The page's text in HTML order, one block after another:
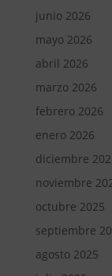
junio 2026
mayo 2026
abril 2026
marzo 2026
febrero 2026
enero 2026
diciembre
noviembre
octubre 2025
septiembre
agosto 2025